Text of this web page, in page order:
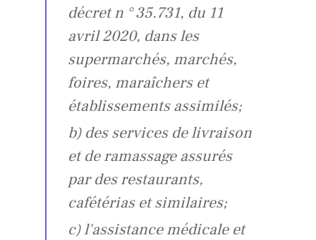
décret n ° 35.731, du 11
avril 2020, dans les
supermarchés, marchés,
foires, maraîchers et
établissements assimilés;
b) des services de livraison
et de ramassage assurés
par des restaurants,
cafétérias et similaires;
c) l'assistance médicale et